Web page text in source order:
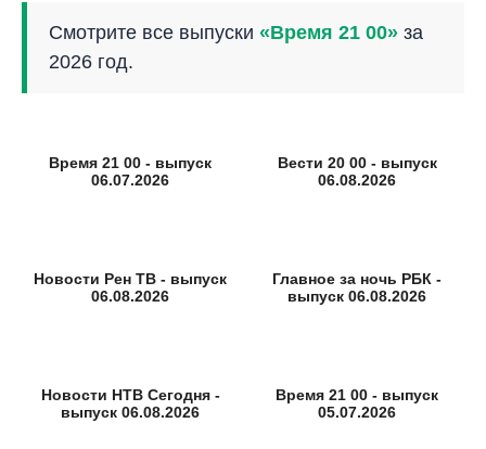
Смотрите все выпуски «Время 21 00» за
2026 год.
Время 21 00 - выпуск
06.07.2026
Вести 20 00 - выпуск
06.08.2026
Новости Рен ТВ - выпуск
06.08.2026
Главное за ночь РБК -
выпуск 06.08.2026
Новости НТВ Сегодня -
выпуск 06.08.2026
Время 21 00 - выпуск
05.07.2026